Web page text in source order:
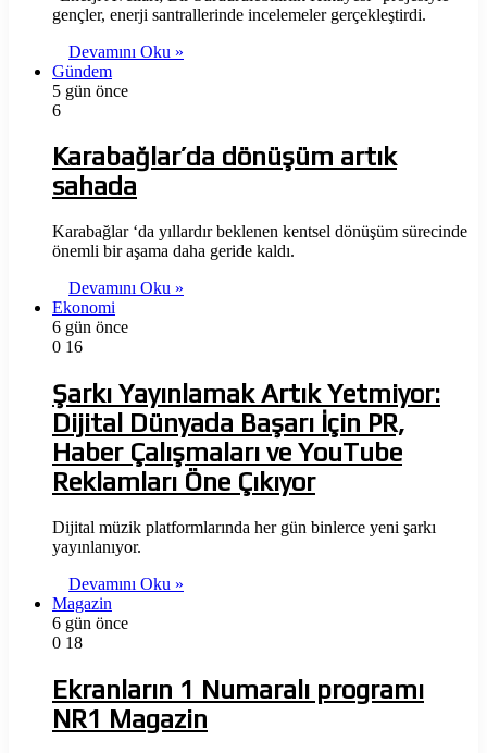
gençler, enerji santrallerinde incelemeler gerçekleştirdi.
Devamını Oku »
Gündem
5 gün önce
6
Karabağlar’da dönüşüm artık
sahada
Karabağlar ‘da yıllardır beklenen kentsel dönüşüm sürecinde
önemli bir aşama daha geride kaldı.
Devamını Oku »
Ekonomi
6 gün önce
0 16
Şarkı Yayınlamak Artık Yetmiyor:
Dijital Dünyada Başarı İçin PR,
Haber Çalışmaları ve YouTube
Reklamları Öne Çıkıyor
Dijital müzik platformlarında her gün binlerce yeni şarkı
yayınlanıyor.
Devamını Oku »
Magazin
6 gün önce
0 18
Ekranların 1 Numaralı programı
NR1 Magazin